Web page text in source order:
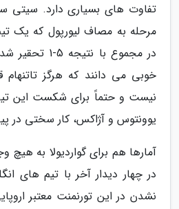
تفاوت های بسیاری دارد. سیتی
مرحله به مصاف لیورپول که یک
در مجموع با
خوبی می دانند که هرگز تاتنهام
نیست و حتماً برای شکست این تیم
یوونتوس و آژاکس، کار سختی در
آمارها هم برای گواردیولا به
در چهار دیدار آخر با تیم های